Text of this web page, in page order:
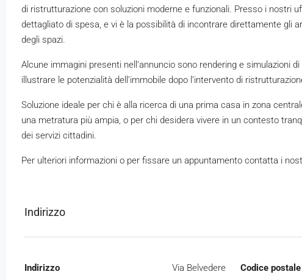
di ristrutturazione con soluzioni moderne e funzionali. Presso i nostri
dettagliato di spesa, e vi è la possibilità di incontrare direttamente gli
degli spazi.
Alcune immagini presenti nell’annuncio sono rendering e simulazioni
illustrare le potenzialità dell’immobile dopo l’intervento di
Soluzione ideale per chi è alla ricerca di una prima casa in zona
una metratura più ampia, o per chi desidera vivere in un contesto
dei servizi cittadini.
Per ulteriori informazioni o per fissare un appuntamento contatta i
Indirizzo
Indirizzo Via Belvedere Codice postale